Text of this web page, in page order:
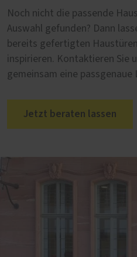
Noch nicht die passende
Auswahl gefunden? Dann
bereits gefertigten Haustüren
inspirieren. Kontaktieren Sie
gemeinsam eine passgenaue
Jetzt beraten lassen